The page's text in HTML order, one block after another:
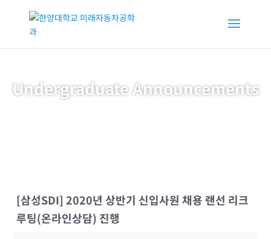
Undergraduate Announcements
[삼성SDI] 2020년 상반기 신입사원 채용 랜선 리크
루팅(온라인상담) 진행